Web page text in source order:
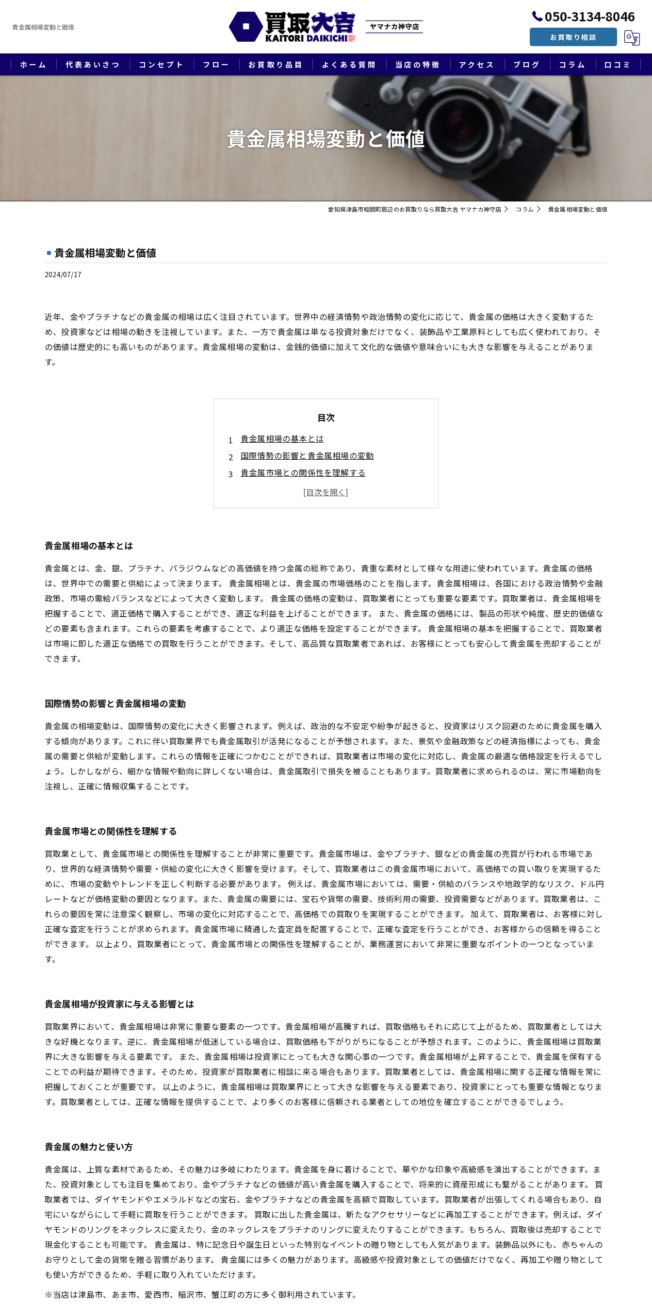
貴金属相場変動と価値
050-3134-8046
お買取り相談
ホーム 代表あいさつ コンセプト フロー お買取り品目 よくある質問 当店の特徴
ブランド
貴金属
切手
生前整理・遺品整理・終活
アクセス
漫画特集
ブログ コラム 口コミ
貴金属相場変動と価値
愛知県津島市蛭間町周辺のお買取りなら買取大吉 ヤマナカ神守店 コラム 貴金属相場変動と価値
貴金属相場変動と価値
2024/07/17
近年、金やプラチナなどの貴金属の相場は広く注目されています。世界中の経済情勢や政治情勢の変化に応じて、貴金属の価格は大きく変動するた
め、投資家などは相場の動きを注視しています。また、一方で貴金属は単なる投資対象だけでなく、装飾品や工業原料としても広く使われており、そ
の価値は歴史的にも高いものがあります。貴金属相場の変動は、金銭的価値に加えて文化的な価値や意味合いにも大きな影響を与えることがありま
す。
目次
貴金属相場の基本とは
国際情勢の影響と貴金属相場の変動
貴金属市場との関係性を理解する
貴金属相場が投資家に与える影響とは
貴金属の魅力と使い方
貴金属相場の基本とは
貴金属とは、金、銀、プラチナ、パラジウムなどの高価値を持つ金属の総称であり、貴重な素材として様々な用途に使われています。貴金属の価格
は、世界中での需要と供給によって決まります。 貴金属相場とは、貴金属の市場価格のことを指します。貴金属相場は、各国における政治情勢や金融
政策、市場の需給バランスなどによって大きく変動します。 貴金属の価格の変動は、買取業者にとっても重要な要素です。買取業者は、貴金属相場を
把握することで、適正価格で購入することができ、適正な利益を上げることができます。 また、貴金属の価格には、製品の形状や純度、歴史的価値な
どの要素も含まれます。これらの要素を考慮することで、より適正な価格を設定することができます。 貴金属相場の基本を把握することで、買取業者
は市場に即した適正な価格での買取を行うことができます。そして、高品質な買取業者であれば、お客様にとっても安心して貴金属を売却することが
できます。
国際情勢の影響と貴金属相場の変動
貴金属の相場変動は、国際情勢の変化に大きく影響されます。例えば、政治的な不安定や紛争が起きると、投資家はリスク回避のために貴金属を購入
する傾向があります。これに伴い買取業界でも貴金属取引が活発になることが予想されます。また、景気や金融政策などの経済指標によっても、貴金
属の需要と供給が変動します。これらの情報を正確につかむことができれば、買取業者は市場の変化に対応し、貴金属の最適な価格設定を行えるでし
ょう。しかしながら、細かな情報や動向に詳しくない場合は、貴金属取引で損失を被ることもあります。買取業者に求められるのは、常に市場動向を
注視し、正確に情報収集することです。
貴金属市場との関係性を理解する
買取業として、貴金属市場との関係性を理解することが非常に重要です。貴金属市場は、金やプラチナ、銀などの貴金属の売買が行われる市場であ
り、世界的な経済情勢や需要・供給の変化に大きく影響を受けます。そして、買取業者はこの貴金属市場において、高価格での買い取りを実現するた
めに、市場の変動やトレンドを正しく判断する必要があります。 例えば、貴金属市場においては、需要・供給のバランスや地政学的なリスク、ドル円
レートなどが価格変動の要因となります。また、貴金属の需要には、宝石や貨幣の需要、技術利用の需要、投資需要などがあります。買取業者は、こ
れらの要因を常に注意深く観察し、市場の変化に対応することで、高価格での買取りを実現することができます。 加えて、買取業者は、お客様に対し
正確な査定を行うことが求められます。貴金属市場に精通した査定員を配置することで、正確な査定を行うことができ、お客様からの信頼を得ること
ができます。 以上より、買取業者にとって、貴金属市場との関係性を理解することが、業務運営において非常に重要なポイントの一つとなっていま
す。
貴金属相場が投資家に与える影響とは
買取業界において、貴金属相場は非常に重要な要素の一つです。貴金属相場が高騰すれば、買取価格もそれに応じて上がるため、買取業者としては大
きな好機となります。逆に、貴金属相場が低迷している場合は、買取価格も下がりがちになることが予想されます。このように、貴金属相場は買取業
界に大きな影響を与える要素です。 また、貴金属相場は投資家にとっても大きな関心事の一つです。貴金属相場が上昇することで、貴金属を保有する
ことでの利益が期待できます。そのため、投資家が買取業者に相談に来る場合もあります。買取業者としては、貴金属相場に関する正確な情報を常に
把握しておくことが重要です。 以上のように、貴金属相場は買取業界にとって大きな影響を与える要素であり、投資家にとっても重要な情報となりま
す。買取業者としては、正確な情報を提供することで、より多くのお客様に信頼される業者としての地位を確立することができるでしょう。
貴金属の魅力と使い方
貴金属は、上質な素材であるため、その魅力は多岐にわたります。貴金属を身に着けることで、華やかな印象や高級感を演出することができます。ま
た、投資対象としても注目を集めており、金やプラチナなどの価値が高い貴金属を購入することで、将来的に資産形成にも繋がることがあります。 買
取業者では、ダイヤモンドやエメラルドなどの宝石、金やプラチナなどの貴金属を高額で買取しています。買取業者が出張してくれる場合もあり、自
宅にいながらにして手軽に買取を行うことができます。 買取に出した貴金属は、新たなアクセサリーなどに再加工することができます。例えば、ダイ
ヤモンドのリングをネックレスに変えたり、金のネックレスをプラチナのリングに変えたりすることができます。もちろん、買取後は売却することで
現金化することも可能です。 貴金属は、特に記念日や誕生日といった特別なイベントの贈り物としても人気があります。装飾品以外にも、赤ちゃんの
お守りとして金の貨幣を贈る習慣があります。 貴金属には多くの魅力があります。高級感や投資対象としての価値だけでなく、再加工や贈り物として
も使い方ができるため、手軽に取り入れていただけます。
※当店は津島市、あま市、愛西市、稲沢市、蟹江町の方に多く御利用されています。